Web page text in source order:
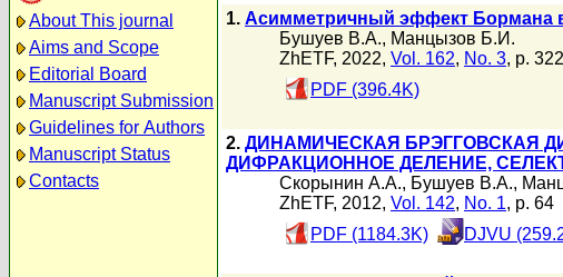
About This journal
Aims and Scope
Editorial Board
Manuscript Submission
Guidelines for Authors
Manuscript Status
Contacts
1. Асимметричный эффект Бормана
Бушуев В.А., Манцызов Б.И.
ZhETF, 2022, Vol. 162, No. 3, p. 322
PDF (396.4K)
2. ДИНАМИЧЕСКАЯ БРЭГГОВСКАЯ
ДИФРАКЦИОННОЕ ДЕЛЕНИЕ,
Скорынин А.А., Бушуев В.А.,
ZhETF, 2012, Vol. 142, No. 1, p. 64
PDF (1184.3K)
DJVU